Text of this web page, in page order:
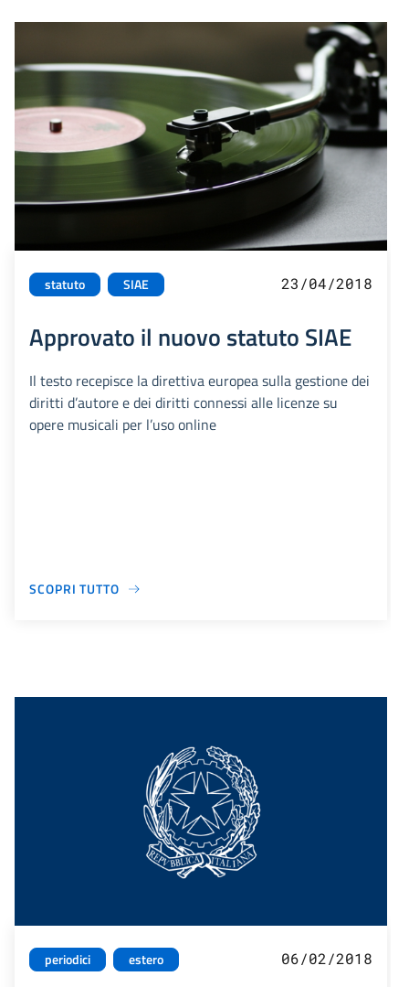
statuto SIAE 23/04/2018
Approvato il nuovo statuto SIAE
Il testo recepisce la direttiva europea sulla gestione dei
diritti d’autore e dei diritti connessi alle licenze su
opere musicali per l’uso online
SCOPRI TUTTO
periodici estero 06/02/2018